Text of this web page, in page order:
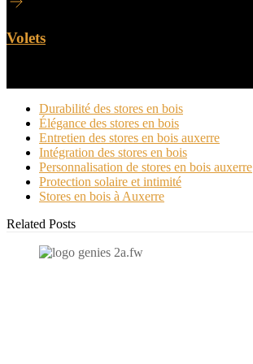
Volets
Durabilité des stores en bois
Élégance des stores en bois
Entretien des stores en bois auxerre
Intégration des stores en bois
Personnalisation de stores en bois auxerre
Protection solaire et intimité
Stores en bois à Auxerre
Related Posts